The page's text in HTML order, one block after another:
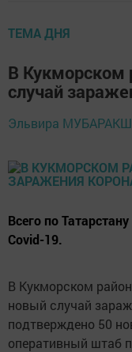
ТЕМА ДНЯ
В Кукморском
случай
Эльвира
Всего по
Covid-19.
В Кукморском
новый случай
подтверждено 50
оперативный штаб